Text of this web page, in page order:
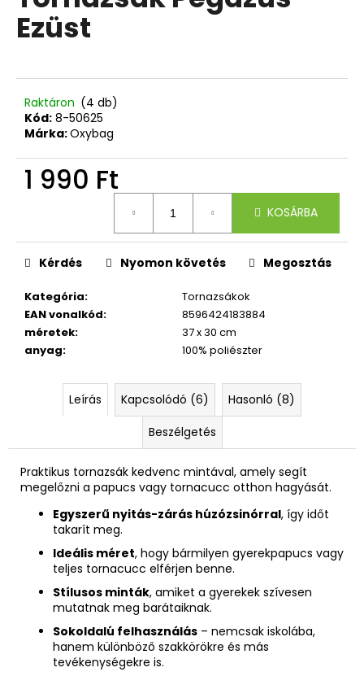
5-
ből
Ezüst
Raktáron (4 db)
Kód: 8-50625
Márka:Oxybag
1 990 Ft
KOSÁRBA
Kategória:
Tornazsákok
EAN vonalkód:
8596424183884
méretek:
37 x 30 cm
anyag: 100% poliészter
Kérdés Nyomon követés Megosztás
Leírás Kapcsolódó (6)
Hasonló (8)
Beszélgetés
Praktikus tornazsák kedvenc mintával, amely segít
megelőzni a papucs vagy tornacucc otthon hagyását.
Egyszerű nyitás-zárás húzózsinórral, így időt
takarít meg.
Ideális méret, hogy bármilyen gyerekpapucs vagy
teljes tornacucc elférjen benne.
Stílusos minták, amiket a gyerekek szívesen
mutatnak meg barátaiknak.
Sokoldalú felhasználás – nemcsak iskolába,
hanem különböző szakkörökre és más
tevékenységekre is.
á
n
u
k
SZETT
OXY
ROBOT
24
900
Ft